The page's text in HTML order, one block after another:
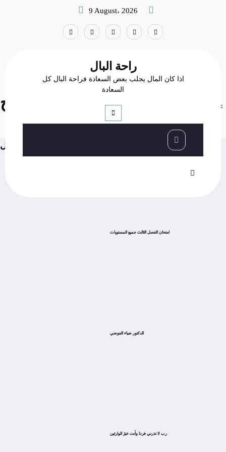
9 August، 2026
راحة البال
اذا كان المال يجلب بعض السعادة فراحة البال كل
السعادة
واجبات الزوج
عاجل
امتحان الفصل الثالث جميع المستويات
الدكتور ضياء العوضي
ﺭﺏ ﻻ ﺗﺬﺭﻧﻲ ﻓﺮﺩﺍ ﻭﺃﻧﺖ ﺧﻴﺮُ ﺍﻟﻮﺍﺭﺛﻴﻦ